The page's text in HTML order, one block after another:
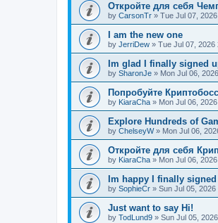
Откройте для себя
by CarsonTr » Tue Jul 07,
I am the new one
by JerriDew » Tue Jul 07, 2026
Im glad I finally signed
by SharonJe » Mon Jul 06,
Попробуйте
by KiaraCha » Mon Jul 06,
Explore Hundreds of
by ChelseyW» Mon Jul 06,
Откройте для себя
by KiaraCha » Mon Jul 06,
Im happy I finally
by SophieCr » Sun Jul 05, 2026
Just want to say Hi!
by TodLund9 » Sun Jul 05,